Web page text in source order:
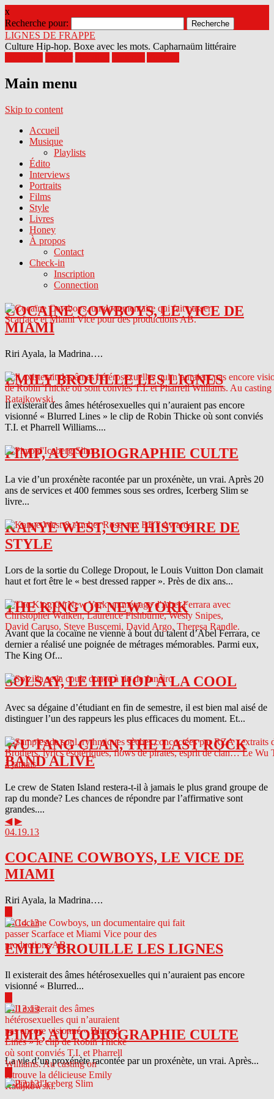
x
Recherche pour:
LIGNES DE FRAPPE
Culture Hip-hop. Boxe avec les mots. Capharnaüm littéraire
Main menu
Skip to content
Accueil
Musique
Playlists
Édito
Interviews
Portraits
Films
Style
Livres
Honey
À propos
Contact
Check-in
Inscription
Connection
COCAINE COWBOYS, LE VICE DE
MIAMI
Riri Ayala, la Madrina….
EMILY BROUILLE LES LIGNES
Il existerait des âmes hétérosexuelles qui n’auraient pas encore
visionné « Blurred Lines » le clip de Robin Thicke où sont conviés
T.I. et Pharrell Williams....
PIMP, AUTOBIOGRAPHIE CULTE
La vie d’un proxénète racontée par un proxénète, un vrai. Après 20
ans de services et 400 femmes sous ses ordres, Icerberg Slim se
livre...
KANYE WEST, UNE HISTOIRE DE
STYLE
Lors de la sortie du College Dropout, le Louis Vuitton Don clamait
haut et fort être le « best dressed rapper ». Près de dix ans...
THE KING OF NEW YORK
Avant que la cocaïne ne vienne à bout du talent d’Abel Ferrara, ce
dernier a réalisé une poignée de métrages mémorables. Parmi eux,
The King Of...
SOLSAY, LE HIP HOP À LA COOL
Avec sa dégaine d’étudiant en fin de semestre, il est bien mal aisé de
distinguer l’un des rappeurs les plus efficaces du moment. Et...
WU TANG CLAN, THE LAST ROCK
BAND ALIVE
Le crew de Staten Island restera-t-il à jamais le plus grand groupe de
rap du monde? Les chances de répondre par l’affirmative sont
grandes....
◀ ▶
04.19.13
COCAINE COWBOYS, LE VICE DE
MIAMI
Riri Ayala, la Madrina….
04.14.13
EMILY BROUILLE LES LIGNES
Il existerait des âmes hétérosexuelles qui n’auraient pas encore
visionné « Blurred...
04.13.13
PIMP, AUTOBIOGRAPHIE CULTE
La vie d’un proxénète racontée par un proxénète, un vrai. Après...
04.12.13